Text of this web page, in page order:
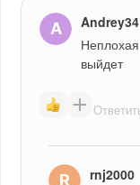
Andrey34
выйдет
rnj2000